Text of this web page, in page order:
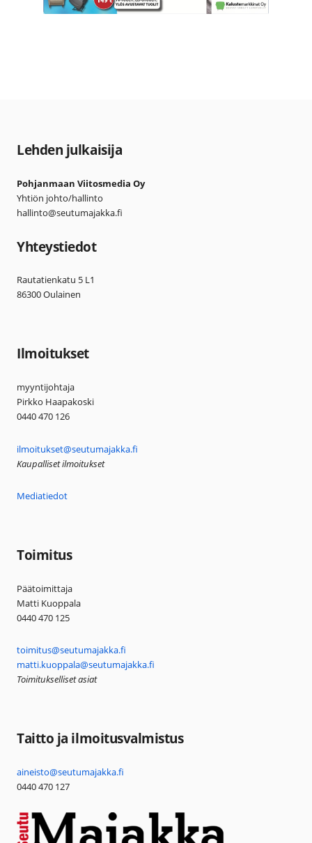
Lehden julkaisija
Pohjanmaan Viitosmedia Oy
Yhtiön johto/hallinto
hallinto@seutumajakka.fi
Yhteystiedot
Rautatienkatu 5 L1
86300 Oulainen
Ilmoitukset
myyntijohtaja
Pirkko Haapakoski
0440 470 126
ilmoitukset@seutumajakka.fi
Kaupalliset ilmoitukset
Mediatiedot
Toimitus
Päätoimittaja
Matti Kuoppala
0440 470 125
toimitus@seutumajakka.fi
matti.kuoppala@seutumajakka.fi
Toimitukselliset asiat
Taitto ja ilmoitusvalmistus
aineisto@seutumajakka.fi
0440 470 127